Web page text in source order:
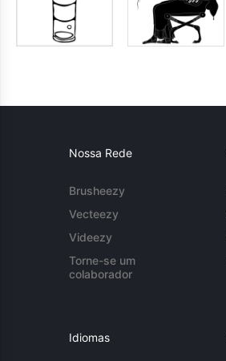
Nossa Rede
Brusheezy
Vecteezy
Videezy
Torne-se um
colaborador
Idiomas